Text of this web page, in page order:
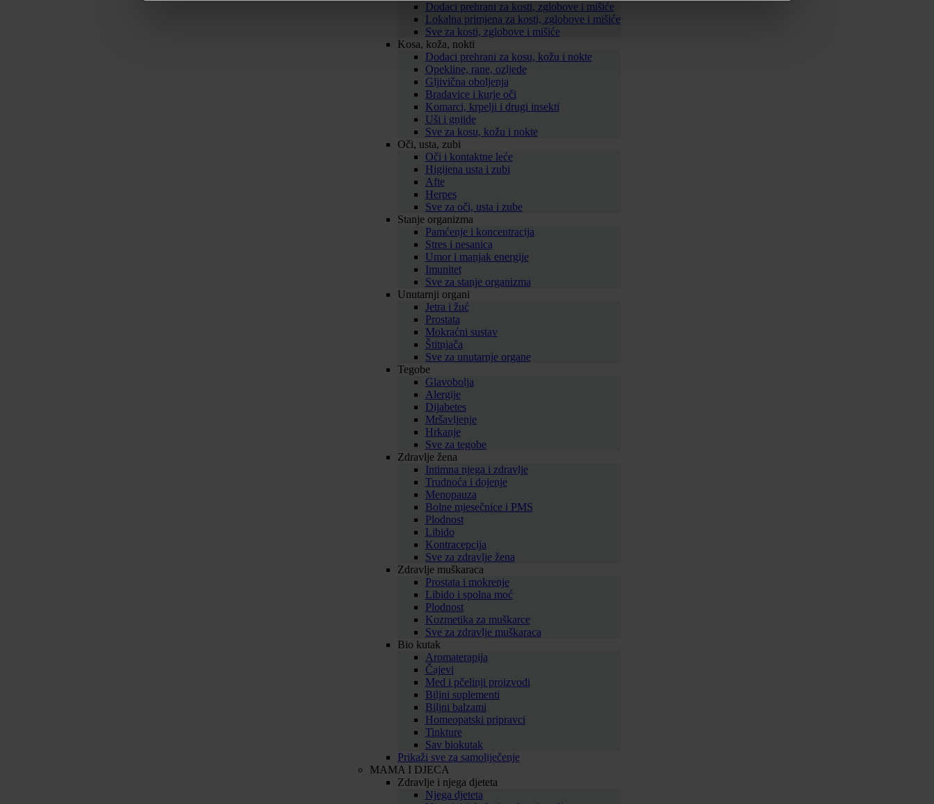
Dodaci prehrani za kosti, zglobove i mišiće
Lokalna primjena za kosti, zglobove i mišiće
Sve za kosti, zglobove i mišiće
Kosa, koža, nokti
Dodaci prehrani za kosu, kožu i nokte
Opekline, rane, ozljede
Gljivična oboljenja
Bradavice i kurje oči
Komarci, krpelji i drugi insekti
Uši i gnjide
Sve za kosu, kožu i nokte
Oči, usta, zubi
Oči i kontaktne leće
Higijena usta i zubi
Afte
Herpes
Sve za oči, usta i zube
Stanje organizma
Pamćenje i koncentracija
Stres i nesanica
Umor i manjak energije
Imunitet
Sve za stanje organizma
Unutarnji organi
Jetra i žuć
Prostata
Mokraćni sustav
Štitnjača
Sve za unutarnje organe
Tegobe
Glavobolja
Alergije
Dijabetes
Mršavljenje
Hrkanje
Sve za tegobe
Zdravlje žena
Intimna njega i zdravlje
Trudnoća i dojenje
Menopauza
Bolne mjesečnice i PMS
Plodnost
Libido
Kontracepcija
Sve za zdravlje žena
Zdravlje muškaraca
Prostata i mokrenje
Libido i spolna moć
Plodnost
Kozmetika za muškarce
Sve za zdravlje muškaraca
Bio kutak
Aromaterapija
Čajevi
Med i pčelinji proizvodi
Biljni suplementi
Biljni balzami
Homeopatski pripravci
Tinkture
Sav biokutak
Prikaži sve za samoliječenje
MAMA I DJECA
Zdravlje i njega djeteta
Njega djeteta